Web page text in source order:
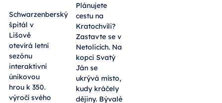
Schwarzenberský
špitál v
Lišově
otevírá letní
sezónu
interaktivní
únikovou
hrou k 350.
výročí svého
Plánujete
cestu na
Kratochvíli?
Zastavte se v
Netolicích. Na
kopci Svatý
Ján se
ukrývá místo,
kudy kráčely
dějiny. Bývalé